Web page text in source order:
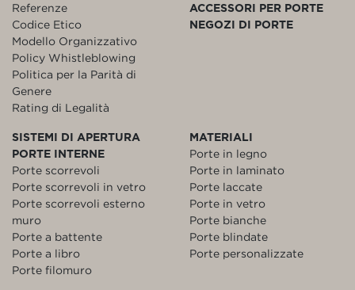
Referenze
Codice Etico
Modello Organizzativo
Policy Whistleblowing
Politica per la Parità di
Genere
Rating di Legalità
ACCESSORI PER PORTE
NEGOZI DI PORTE
SISTEMI DI APERTURA
PORTE INTERNE
Porte scorrevoli
Porte scorrevoli in vetro
Porte scorrevoli esterno
muro
Porte a battente
Porte a libro
Porte filomuro
MATERIALI
Porte in legno
Porte in laminato
Porte laccate
Porte in vetro
Porte bianche
Porte blindate
Porte personalizzate